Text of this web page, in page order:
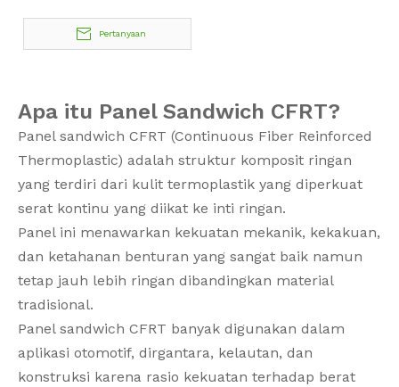
Pertanyaan
Apa itu Panel Sandwich CFRT?
Panel sandwich CFRT (Continuous Fiber Reinforced
Thermoplastic) adalah struktur komposit ringan
yang terdiri dari kulit termoplastik yang diperkuat
serat kontinu yang diikat ke inti ringan.
Panel ini menawarkan kekuatan mekanik, kekakuan,
dan ketahanan benturan yang sangat baik namun
tetap jauh lebih ringan dibandingkan material
tradisional.
Panel sandwich CFRT banyak digunakan dalam
aplikasi otomotif, dirgantara, kelautan, dan
konstruksi karena rasio kekuatan terhadap berat